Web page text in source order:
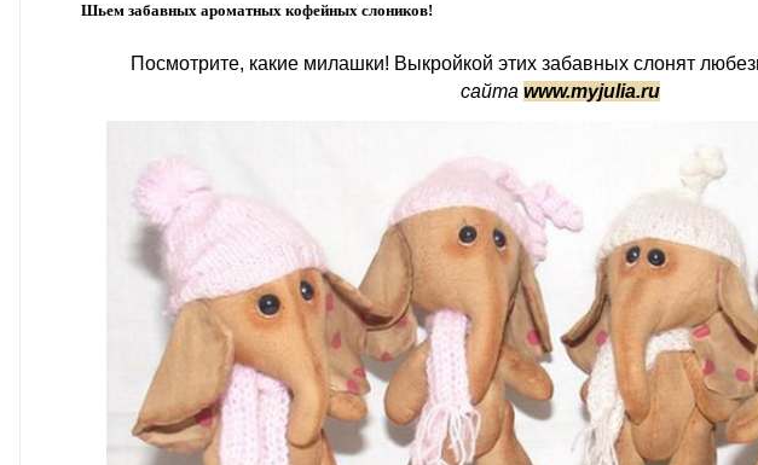
Шьем забавных ароматных кофейных слоников!
Посмотрите, какие милашки! Выкройкой этих забавных слонят
сайта www.myjulia.ru